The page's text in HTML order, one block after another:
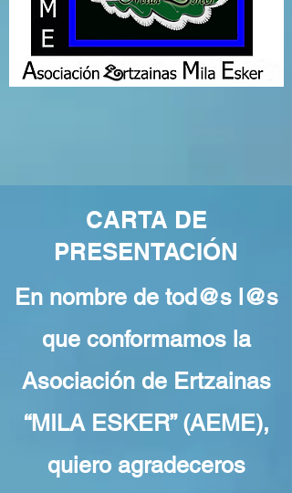
CARTA DE
PRESENTACIÓN
En nombre de tod@s l@s
que conformamos la
Asociación de Ertzainas
“MILA ESKER” (AEME),
quiero agradeceros